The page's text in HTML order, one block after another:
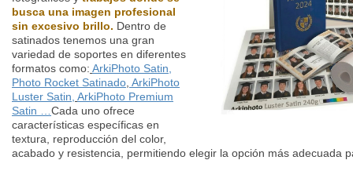
busca una imagen profesional
sin excesivo brillo. Dentro de
satinados tenemos una gran
variedad de soportes en diferentes
formatos como: ArkiPhoto Satin,
Photo Rocket Satinado ArkiPhoto
Luster Satin, ArkiPhoto Premium
Satin … Cada uno ofrece
características específicas en
textura, reproducción del color,
acabado y resistencia, permitiendo elegir la opción más adecuada